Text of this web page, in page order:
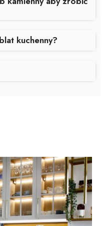
kuchenny?